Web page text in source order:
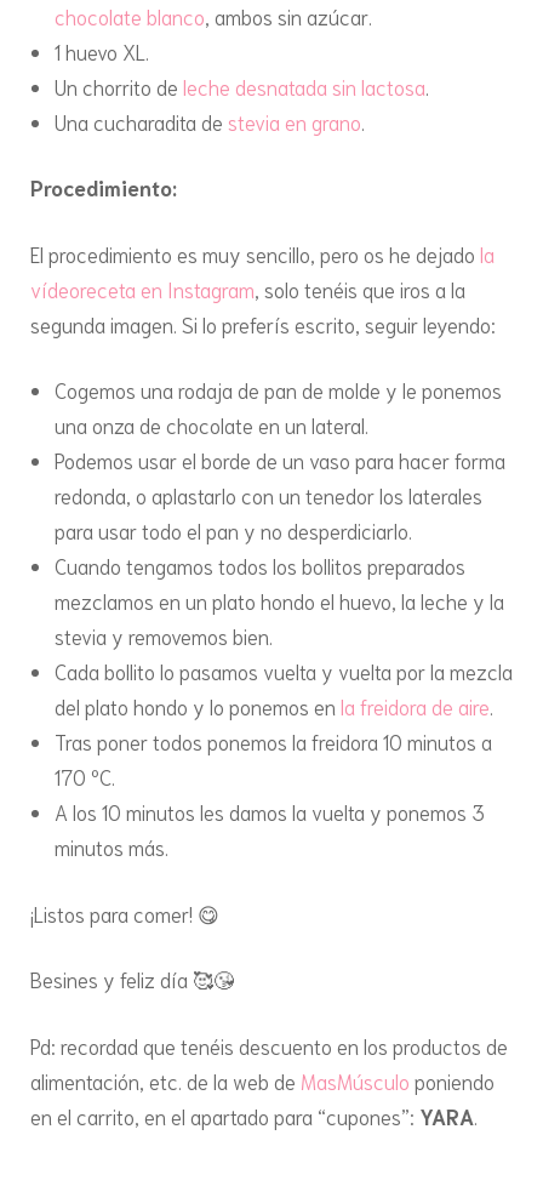
chocolate blanco , ambos sin azúcar.
1 huevo XL.
Un chorrito de leche desnatada sin lactosa
Una cucharadita de stevia en grano
Procedimiento:
El procedimiento es muy sencillo, pero os he dejado la
vídeoreceta en Instagram , solo tenéis que iros a la
segunda imagen. Si lo preferís escrito, seguir leyendo:
Cogemos una rodaja de pan de molde y le ponemos
una onza de chocolate en un lateral.
Podemos usar el borde de un vaso para hacer forma
redonda, o aplastarlo con un tenedor los laterales
para usar todo el pan y no desperdiciarlo.
Cuando tengamos todos los bollitos preparados
mezclamos en un plato hondo el huevo, la leche y la
stevia y removemos bien.
Cada bollito lo pasamos vuelta y vuelta por la mezcla
del plato hondo y lo ponemos en la freidora de aire
Tras poner todos ponemos la freidora 10 minutos a
170 ºC.
A los 10 minutos les damos la vuelta y ponemos 3
minutos más.
¡Listos para comer! 😋
Besines y feliz día 🥰😘
Pd: recordad que tenéis descuento en los productos de
alimentación, etc. de la web de MasMúsculo poniendo
en el carrito, en el apartado para “cupones”: YARA